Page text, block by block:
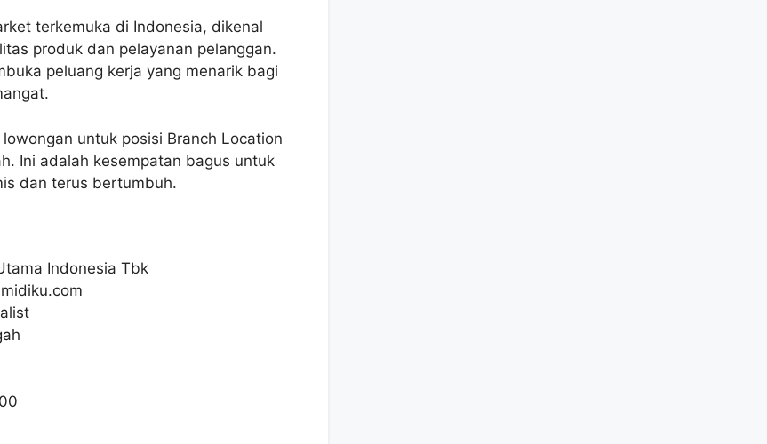
terkemuka di Indonesia, dikenal
produk dan pelayanan pelanggan.
peluang kerja yang menarik bagi
untuk posisi Branch Location
Ini adalah kesempatan bagus untuk
dan terus bertumbuh.
Indonesia Tbk